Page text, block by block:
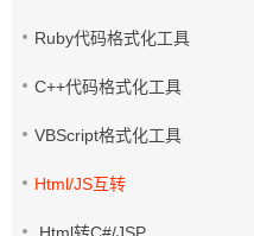
Ruby代码格式化工具
C++代码格式化工具
VBScript格式化工具
Html/JS互转